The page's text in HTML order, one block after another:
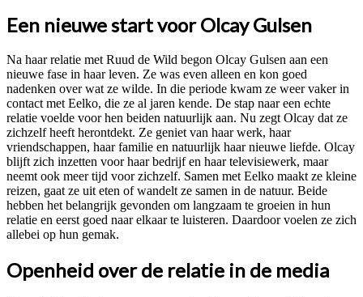
Een nieuwe start voor Olcay Gulsen
Na haar relatie met Ruud de Wild begon Olcay Gulsen aan een
nieuwe fase in haar leven. Ze was even alleen en kon goed
nadenken over wat ze wilde. In die periode kwam ze weer vaker in
contact met Eelko, die ze al jaren kende. De stap naar een echte
relatie voelde voor hen beiden natuurlijk aan. Nu zegt Olcay dat ze
zichzelf heeft herontdekt. Ze geniet van haar werk, haar
vriendschappen, haar familie en natuurlijk haar nieuwe liefde. Olcay
blijft zich inzetten voor haar bedrijf en haar televisiewerk, maar
neemt ook meer tijd voor zichzelf. Samen met Eelko maakt ze kleine
reizen, gaat ze uit eten of wandelt ze samen in de natuur. Beide
hebben het belangrijk gevonden om langzaam te groeien in hun
relatie en eerst goed naar elkaar te luisteren. Daardoor voelen ze zich
allebei op hun gemak.
Openheid over de relatie in de media